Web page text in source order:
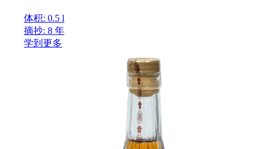
体积: 0.5 l
摘抄: 8 年
学到更多